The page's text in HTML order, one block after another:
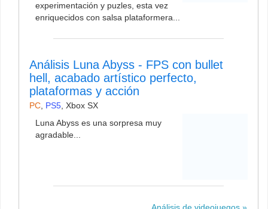
experimentación y puzles, esta vez
enriquecidos con salsa plataformera...
Análisis Luna Abyss - FPS con bullet
hell, acabado artístico perfecto,
plataformas y acción
PC, PS5, Xbox SX
Luna Abyss es una sorpresa muy
agradable...